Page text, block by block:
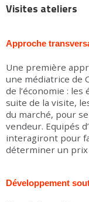
Visites ateliers
Approche
Une première
une médiatrice de
de l’économie : les
suite de la visite,
du marché, pour
vendeur. Equipés
interagiront pour
déterminer un prix
Développement